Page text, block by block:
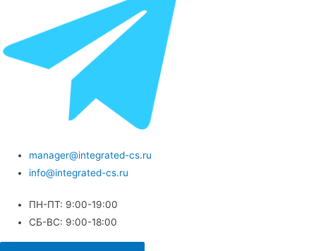
manager@integrated-cs.ru
info@integrated-cs.ru
ПН-ПТ: 9:00-19:00
СБ-ВС: 9:00-18:00